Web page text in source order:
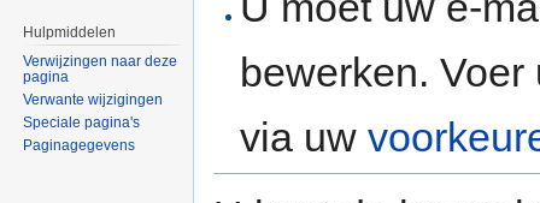
bewerken.
via uw
Hulpmiddelen
Verwijzingen naar deze
pagina
Verwante wijzigingen
Speciale pagina's
Paginagegevens